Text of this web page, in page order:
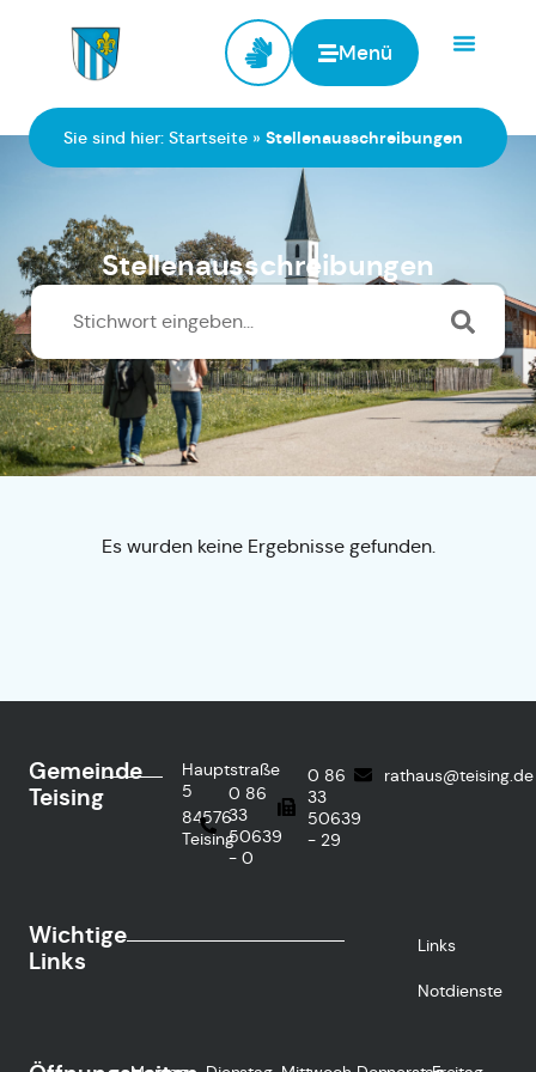
Menü
Sie sind hier: Startseite » Stellenausschreibungen
Stellenausschreibungen
Es wurden keine Ergebnisse gefunden.
Gemeinde
Teising
Hauptstraße
5
84576
Teising
0 86
33
50639
- 0
0 86
33
50639
- 29
rathaus@teising.de
Wichtige
Links
Links
Notdienste